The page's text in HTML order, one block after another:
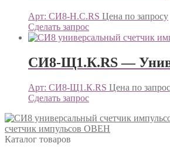
Арт: СИ8-Н.С.RS Цена по запросу
Сделать запрос
СИ8-Щ1.К.RS —
Арт: СИ8-Щ1.К.RS Цена по
Сделать запрос
счетчик импульсов ОВЕН
Каталог товаров